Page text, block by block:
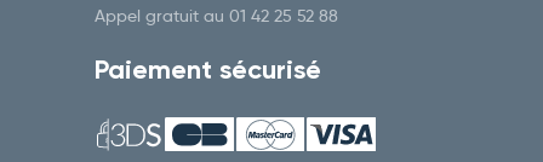
Appel gratuit au 01 42 25 52 88
Paiement sécurisé